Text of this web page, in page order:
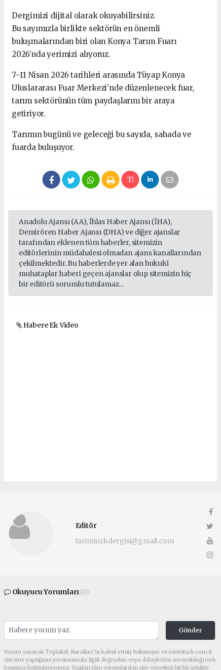
Dergimizi dijital olarak okuyabilirsiniz.
Bu sayımızla birlikte sektörün en önemli
buluşmalarından biri olan Konya Tarım Fuarı
2026’nda yerimizi alıyoruz.
7–11 Nisan 2026 tarihleri arasında Tüyap Konya
Uluslararası Fuar Merkezi’nde düzenlenecek fuar,
tarım sektörünün tüm paydaşlarını bir araya
getiriyor.
Tarımın bugünü ve geleceği bu sayıda, sahada ve
fuarda buluşuyor.
Anadolu Ajansı (AA), İhlas Haber Ajansı (İHA),
Demirören Haber Ajansı (DHA) ve diğer ajanslar
tarafından eklenen tüm haberler, sitemizin
editörlerinin müdahalesi olmadan ajans kanallarından
çekilmektedir. Bu haberlerde yer alan hukuki
muhataplar haberi geçen ajanslar olup sitemizin hiç
bir editörü sorumlu tutulamaz...
Habere Ek Video
Editör
tarimturkdergisi@gmail.com
Okuyucu Yorumları(0)
Gönder
Yorum yazarak Topluluk Kuralları’nı kabul etmiş bulunuyor ve tarimturk.com.tr
sitesine yaptığınız yorumunuzla ilgili doğrudan veya dolaylı tüm sorumluluğu tek
başınıza üstleniyorsunuz. Yazılan tüm yorumlardan site yönetimi hiçbir şekilde